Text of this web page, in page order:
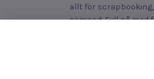
allt för
sömnad. Fyll på med
eller upptäck roliga